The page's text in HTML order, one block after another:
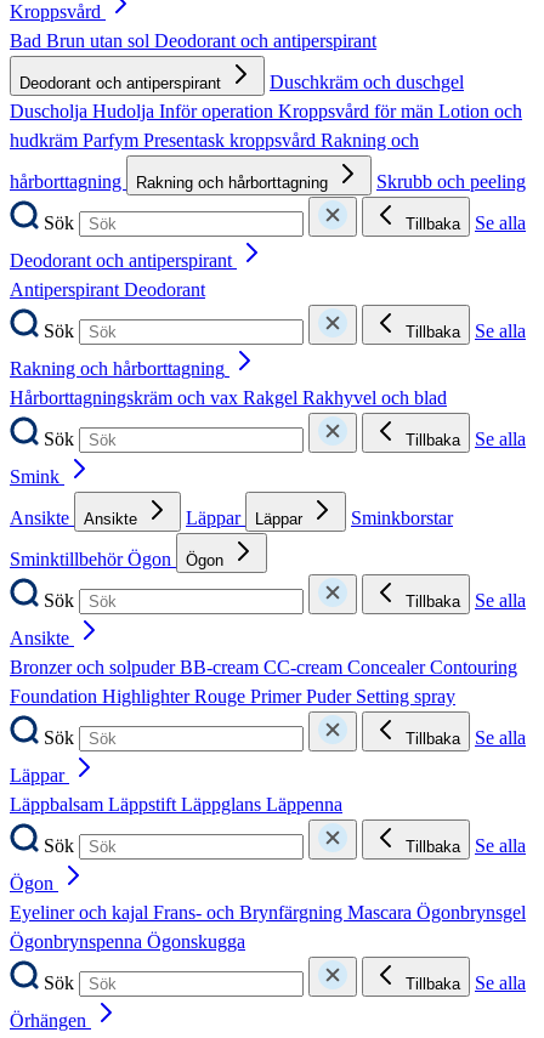
Kroppsvård
Bad Brun utan sol Deodorant och antiperspirant
Deodorant och antiperspirant
Duschkräm och duschgel
Duscholja Hudolja Inför operation Kroppsvård för män Lotion och
hudkräm Parfym Presentask kroppsvård Rakning och
hårborttagning
Rakning och hårborttagning
Skrubb och peeling
Sök
Tillbaka
Se alla
Deodorant och antiperspirant
AntiperspirantDeodorant
Sök
Tillbaka
Se alla
Rakning och hårborttagning
Hårborttagningskräm och vax Rakgel Rakhyvel och blad
Sök
Tillbaka
Se alla
Smink
Ansikte
Ansikte Läppar Läppar
Sminkborstar
SminktillbehörÖgon Ögon
Sök Tillbaka
Se alla
Ansikte
Bronzer och solpuderBB-cream CC-cream ConcealerContouring
Foundation HighlighterRouge PrimerPuder Setting spray
Sök
Tillbaka
Se alla
Läppar
Läppbalsam LäppstiftLäppglans Läppenna
Sök
Tillbaka
Se alla
Ögon
Eyeliner och kajal Frans- och Brynfärgning Mascara Ögonbrynsgel
Ögonbrynspenna Ögonskugga
Sök
Tillbaka
Se alla
Örhängen